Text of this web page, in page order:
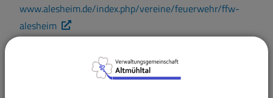
www.alesheim.de/index.php/vereine/feuerwehr/ffw-
alesheim